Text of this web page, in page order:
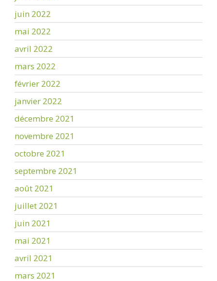
juin 2022
mai 2022
avril 2022
mars 2022
février 2022
janvier 2022
décembre 2021
novembre 2021
octobre 2021
septembre 2021
août 2021
juillet 2021
juin 2021
mai 2021
avril 2021
mars 2021